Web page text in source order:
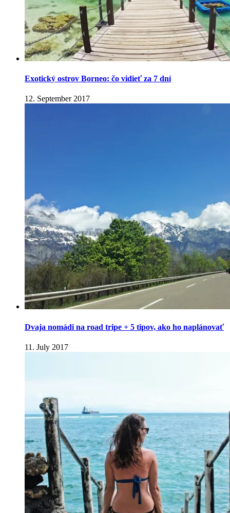
Exotický ostrov Borneo: čo vidieť za 7 dní
12. September 2017
Dvaja nomádi na road tripe + 5 tipov, ako ho naplánovať
11. July 2017